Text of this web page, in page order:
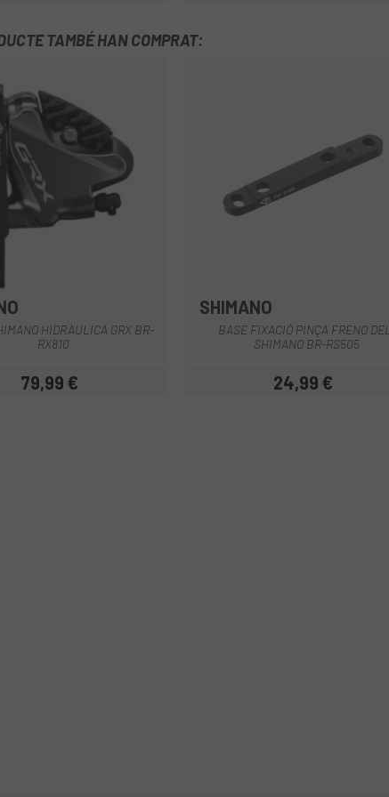
TAMBÉ HAN COMPRAT:
HIDRÀULICA GRX BR-
RX810
Preu
79,99 €
SHIMANO
BASE FIXACIÓ PINÇA FRENO DEL.
SHIMANO BR-RS505
Preu
24,99 €